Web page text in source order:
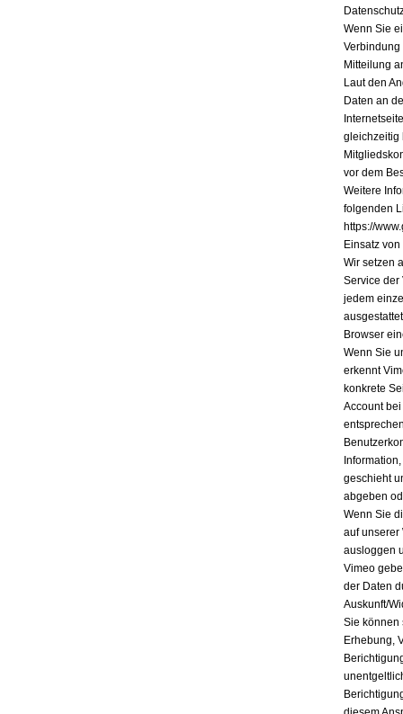
Wenn Sie
Verbindung
Mitteilung
Laut den
Daten an
gleichzeitig
vor dem
Weitere
folgenden
https://
Einsatz
Wir setzen
Service der
jedem
Browser
Wenn Sie
erkennt
konkrete
Account
geschieht
abgeben
Wenn Sie
auf unserer
ausloggen
Vimeo
der Daten
Auskunft/
Sie können
Erhebung,